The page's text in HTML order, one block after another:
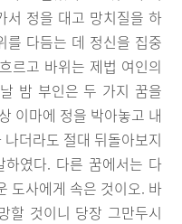
서 정을 대고 망치질을 하
를 다듬는 데 정신을 집중
르고 바위는 제법 여인의
밤 부인은 두 가지 꿈을
이마에 정을 박아놓고 내
더라도 절대 뒤돌아보지
였다. 다른 꿈에서는 다
도사에게 속은 것이오. 바
할 것이니 당장 그만두시